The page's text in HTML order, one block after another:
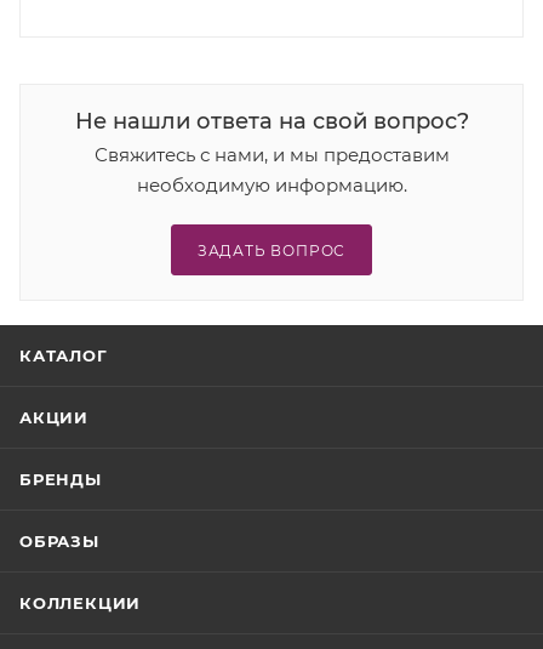
Не нашли ответа на свой вопрос?
Свяжитесь с нами, и мы предоставим
необходимую информацию.
ЗАДАТЬ ВОПРОС
КАТАЛОГ
АКЦИИ
БРЕНДЫ
ОБРАЗЫ
КОЛЛЕКЦИИ